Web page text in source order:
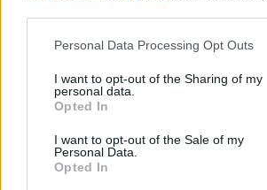
Please note that this website/app uses
not limited to your visit or usage
grant or deny consent to Google and its
use your data for below specified
consent section.
Personal Data Processing Opt Outs
I want to opt-out of the Sharing of my
personal data.
Opted In
I want to opt-out of the Sale of my
Personal Data.
Opted In